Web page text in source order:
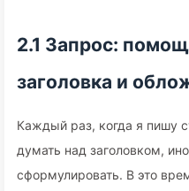
2.1 Запрос:
заголовка и
Каждый раз, когда я пишу
думать над заголовком,
сформулировать. В это